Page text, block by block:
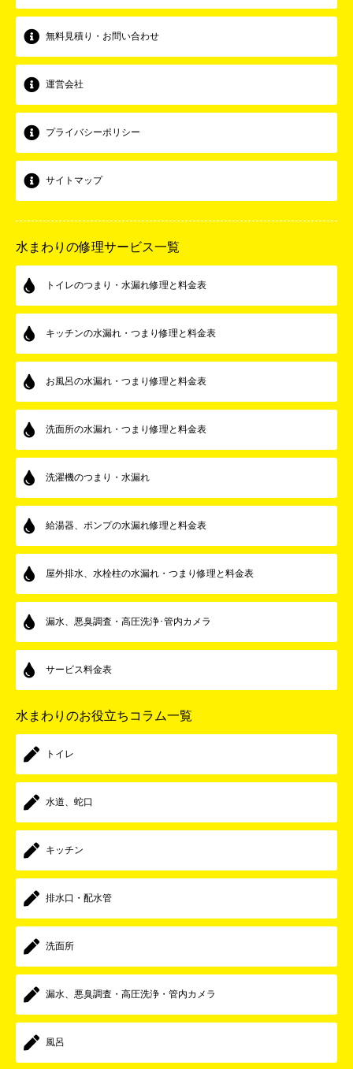
無料見積り・お問い合わせ
運営会社
プライバシーポリシー
サイトマップ
水まわりの修理サービス一覧
トイレのつまり・水漏れ修理と料金表
キッチンの水漏れ・つまり修理と料金表
お風呂の水漏れ・つまり修理と料金表
洗面所の水漏れ・つまり修理と料金表
洗濯機のつまり・水漏れ
給湯器、ポンプの水漏れ修理と料金表
屋外排水、水栓柱の水漏れ・つまり修理と料金表
漏水、悪臭調査・高圧洗浄･管内カメラ
サービス料金表
水まわりのお役立ちコラム一覧
トイレ
水道、蛇口
キッチン
排水口・配水管
洗面所
漏水、悪臭調査・高圧洗浄・管内カメラ
風呂